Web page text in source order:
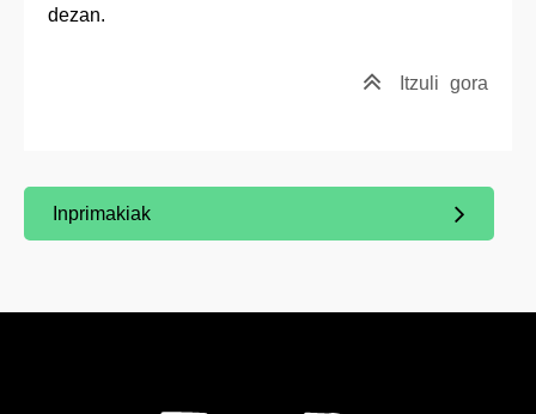
dezan.
Itzuli gora
(Beste leiho bat zabalduko du)
Inprimakiak